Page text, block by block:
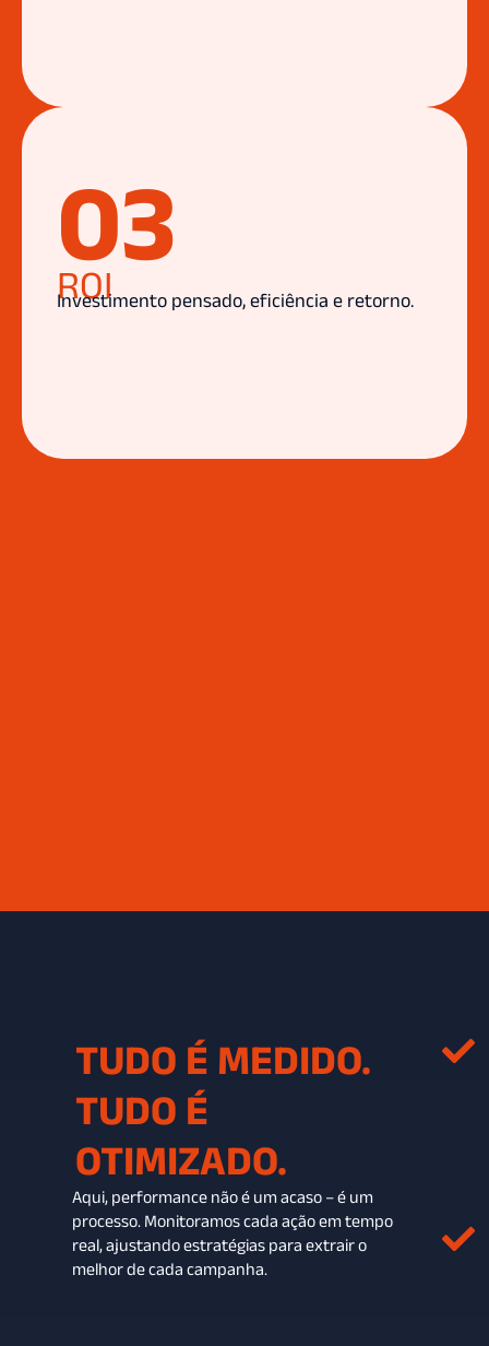
03
ROI
Investimento pensado, eficiência e retorno.
TUDO É MEDIDO.
TUDO É
OTIMIZADO.
Aqui, performance não é um acaso – é um
processo. Monitoramos cada ação em tempo
real, ajustando estratégias para extrair o
melhor de cada campanha.